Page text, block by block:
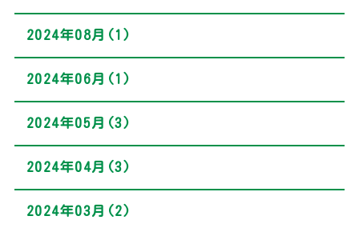
2024年08月(1)
2024年06月(1)
2024年05月(3)
2024年04月(3)
2024年03月(2)